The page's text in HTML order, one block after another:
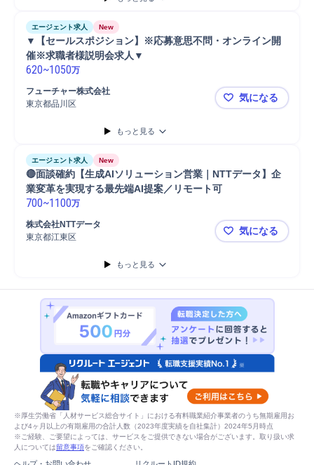
エージェント求人 New
▼【セールスポジション】※応募意思不問・オンライン開
催※求職者様説明会求人▼
620~1050万
フューチャー株式会社
東京都品川区
▼【セール
気になる
もっと見る
エージェント求人 New
🔴面談確約【生成AIソリューション営業｜NTTデータ】企
業変革を実現する最先端AI提案／リモート可
700~1100万
株式会社NTTデータ
東京都江東区
🔴面談確約
気になる
もっと見る
※厚生労働省「人材サービス総合サイト」における有料職業紹介事業者のうち無期雇用お
よび4ヶ月以上の有期雇用の合計人数（2023年度実績を自社集計）2024年5月時点
※ご経験、ご要望によっては、サービスをご提供できない場合がございます。取り扱い求
人については留意事項をご確認ください。